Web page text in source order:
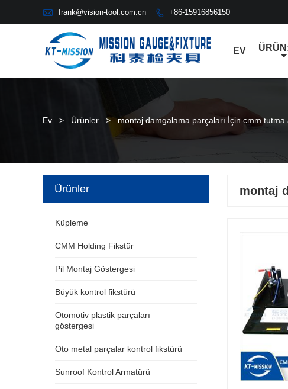
 frank@vision-tool.com.cn  +86-15916856150
EV
Ev > Ürünler > montaj damgalama parçaları İçin cmm tutma
montaj
Ürünler
Küpleme
CMM Holding Fikstür
Pil Montaj Göstergesi
Büyük kontrol fikstürü
Otomotiv plastik parçaları
göstergesi
Oto metal parçalar kontrol fikstürü
Sunroof Kontrol Armatürü